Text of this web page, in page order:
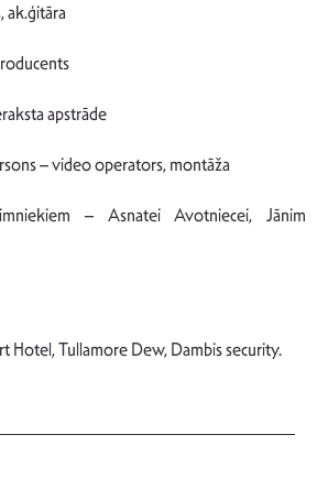
ak.ģitāra
apstrāde
– video operators, montāža
– Asnatei Avotniecei, Jānim
Hotel, Tullamore Dew, Dambis security.